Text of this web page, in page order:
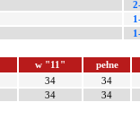
w "11"
pełne
34
34
34 34